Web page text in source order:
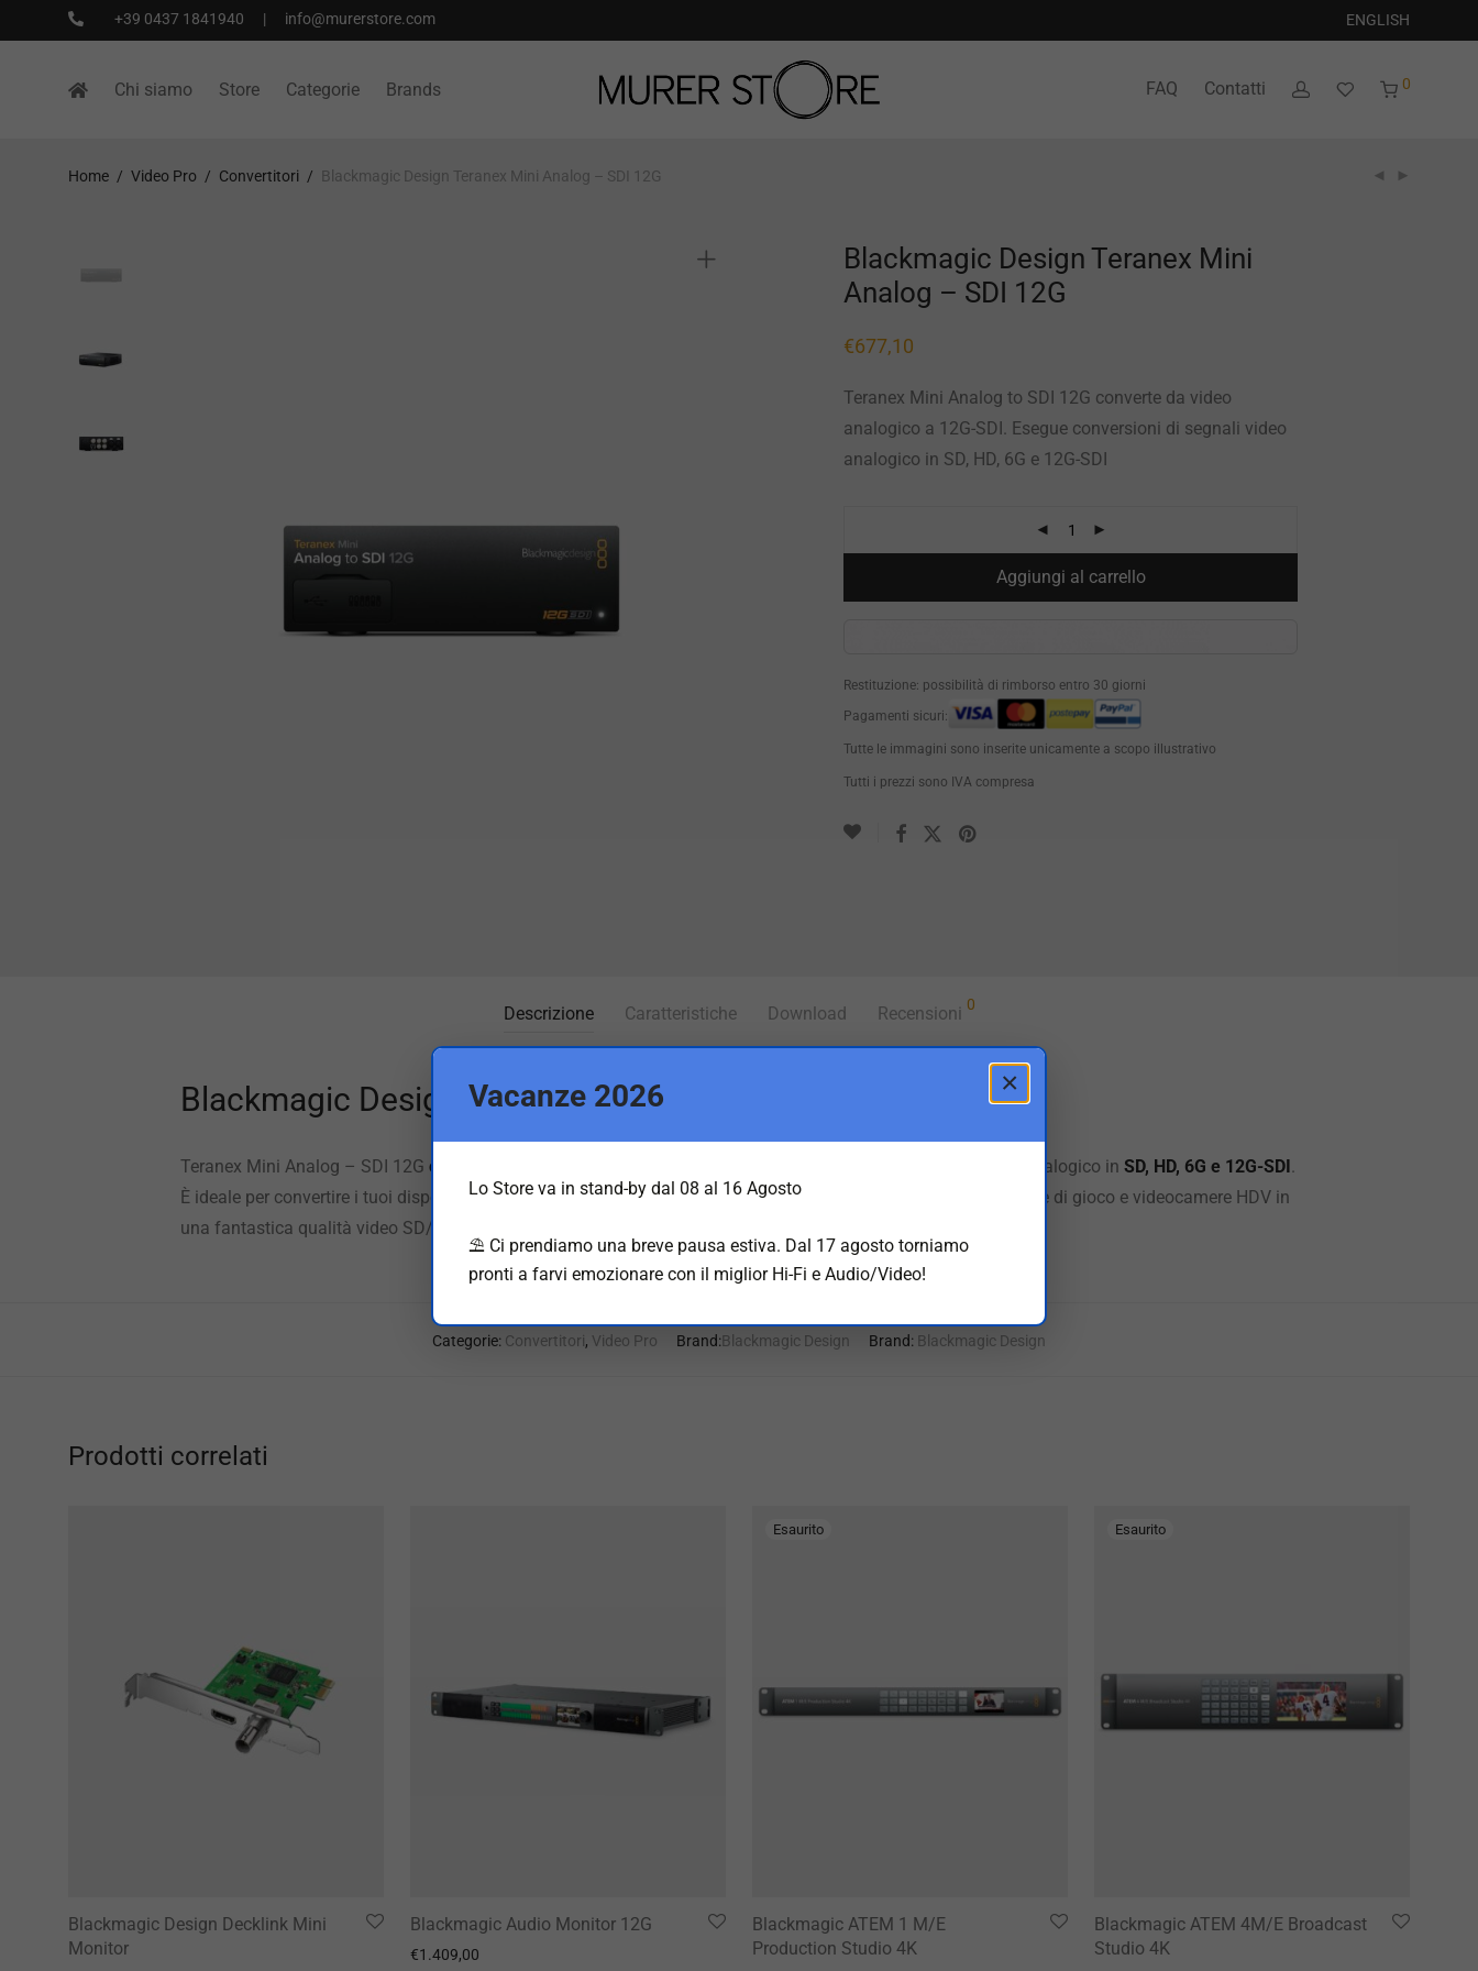
+39 0437 1841940 | info@murerstore.com ENGLISH
Chi siamo Store Categorie Brands FAQ Contatti 0
Home / Video Pro / Convertitori / Blackmagic Design Teranex Mini Analog – SDI 12G
Blackmagic Design Teranex Mini
Analog – SDI 12G
€677,10
Teranex Mini Analog to SDI 12G converte da video
analogico a 12G-SDI. Esegue conversioni di segnali video
analogico in SD, HD, 6G e 12G-SDI
Aggiungi al carrello
Restituzione: possibilità di rimborso entro 30 giorni
Pagamenti sicuri:
Tutte le immagini sono inserite unicamente a scopo illustrativo
Tutti i prezzi sono IVA compresa
Descrizione Caratteristiche Download Recensioni 0
Blackmagic Design Teranex Mini Analog – SDI 12G
Teranex Mini Analog – SDI 12G converte da video analogico a 12G-SDI . Esegue conversioni di segnali video analogico in SD, HD, 6G e 12G-SDI.
È ideale per convertire i tuoi dispositivi analogici, come Betacam SP e VHS, apparecchi elettronici per TV, console di gioco e videocamere HDV in
una fantastica qualità video SD/HD/Ultra HD SDI fino a 2160p60.
Categorie: Convertitori, Video Pro Brand:Blackmagic Design Brand: Blackmagic Design
Prodotti correlati
Blackmagic Design Decklink Mini
Monitor
Blackmagic Audio Monitor 12G
€1.409,00
Blackmagic ATEM 1 M/E
Production Studio 4K
Blackmagic ATEM 4M/E Broadcast
Studio 4K
×
Vacanze 2026
Lo Store va in stand-by dal 08 al 16 Agosto
⛱️ Ci prendiamo una breve pausa estiva. Dal 17 agosto torniamo
pronti a farvi emozionare con il miglior Hi-Fi e Audio/Video!